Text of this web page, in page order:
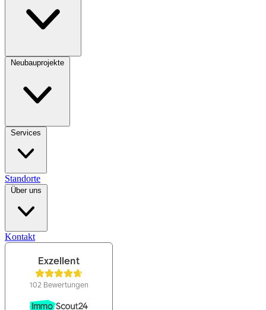
Neubauprojekte
Services
Standorte
Über uns
Kontakt